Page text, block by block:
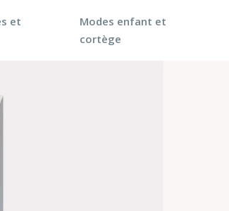
et
Modes enfant et
cortège